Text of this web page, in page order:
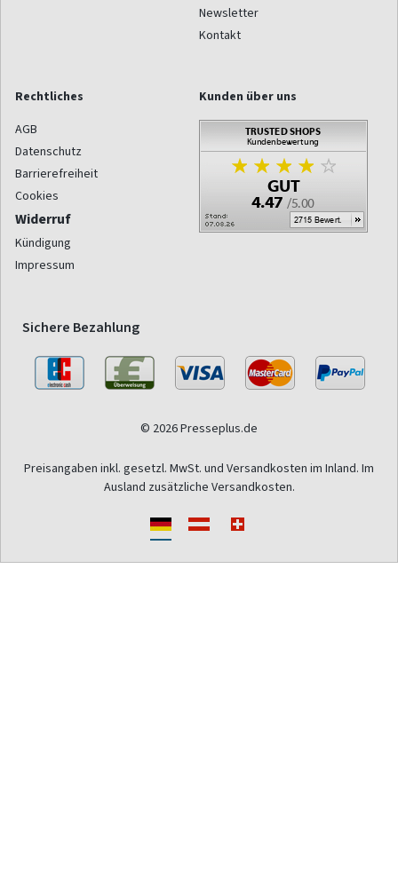
Newsletter
Kontakt
Rechtliches
AGB
Datenschutz
Barrierefreiheit
Cookies
Widerruf
Kündigung
Impressum
Kunden über uns
Sichere Bezahlung
© 2026 Presseplus.de
Preisangaben inkl. gesetzl. MwSt. und Versandkosten im Inland. Im
Ausland zusätzliche Versandkosten.